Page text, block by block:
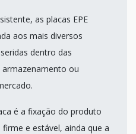
as placas EPE
aos mais diversos
dentro das
ou
é a fixação do produto
e estável, ainda que a